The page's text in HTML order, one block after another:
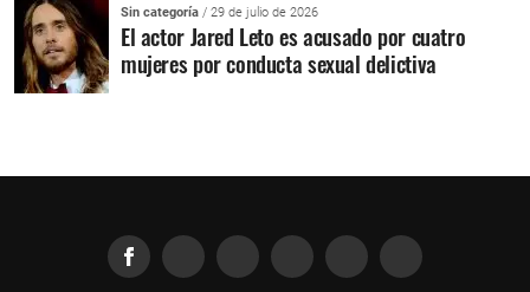
Sin categoría / 29 de julio de 2026
El actor Jared Leto es acusado por cuatro
mujeres por conducta sexual delictiva